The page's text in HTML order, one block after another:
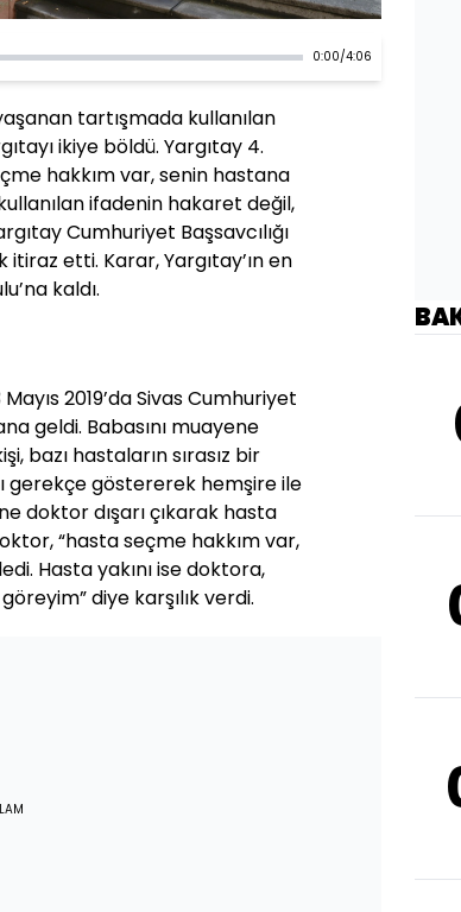
0:00/4:06
tartışmada kullanılan
ikiye böldü. Yargıtay 4.
hakkım var, senin hastana
ifadenin hakaret değil,
Cumhuriyet Başsavcılığı
itiraz etti. Karar, Yargıtay’ın en
kaldı.
2019’da Sivas Cumhuriyet
geldi. Babasını muayene
bazı hastaların sırasız bir
gerekçe göstererek hemşire ile
doktor dışarı çıkarak hasta
“hasta seçme hakkım var,
Hasta yakını ise doktora,
diye karşılık verdi.